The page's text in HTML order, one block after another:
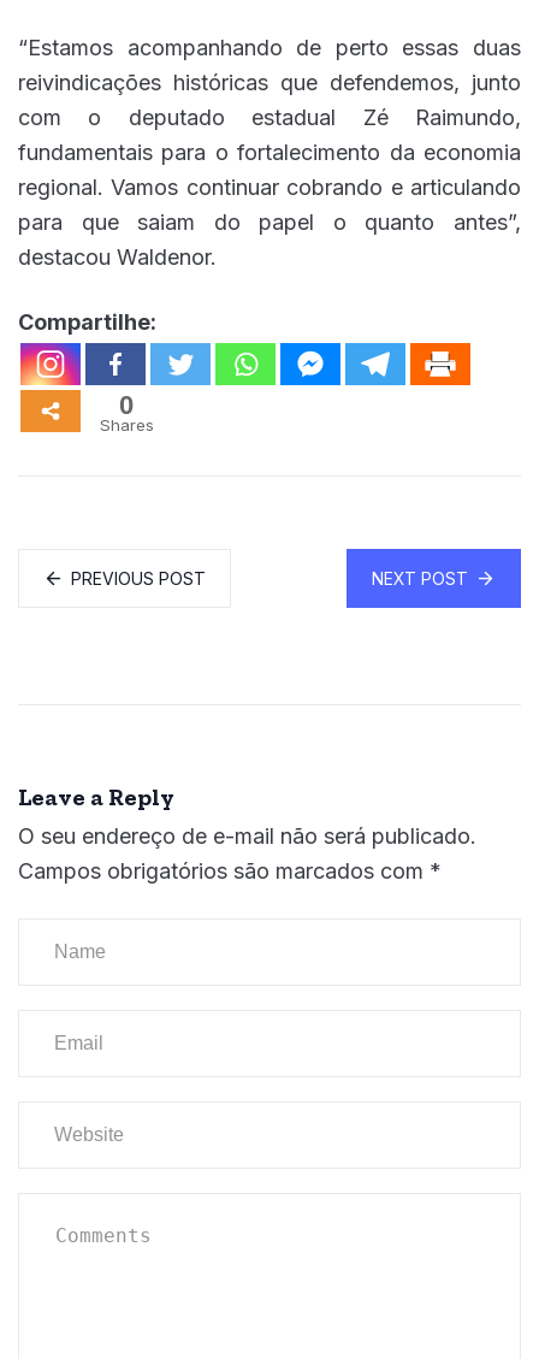
“Estamos acompanhando de perto essas duas
reivindicações históricas que defendemos, junto
com o deputado estadual Zé Raimundo,
fundamentais para o fortalecimento da economia
regional. Vamos continuar cobrando e articulando
para que saiam do papel o quanto antes”,
destacou Waldenor.
Compartilhe:
0
Shares
PREVIOUS POST NEXT POST
Leave a Reply
O seu endereço de e-mail não será publicado.
Campos obrigatórios são marcados com *